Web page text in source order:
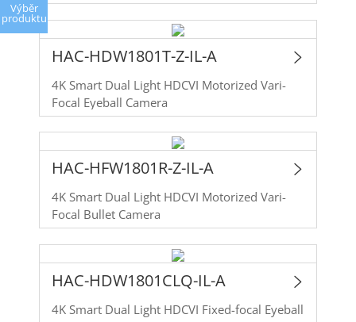
HAC-HDW1801T-Z-IL-A
4K Smart Dual Light HDCVI Motorized Vari-
Focal Eyeball Camera
HAC-HFW1801R-Z-IL-A
4K Smart Dual Light HDCVI Motorized Vari-
Focal Bullet Camera
HAC-HDW1801CLQ-IL-A
4K Smart Dual Light HDCVI Fixed-focal Eyeball
Výběr
produktu